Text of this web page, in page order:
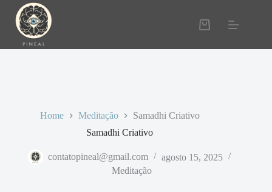
Home Meditação
Samadhi Criativo
Samadhi Criativo
contatopineal@gmail.com
agosto 15, 2025
Meditação